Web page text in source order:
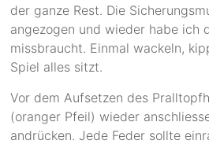
der ganze Rest. Die
angezogen und wieder habe ich
missbraucht. Einmal wackeln,
Spiel alles sitzt.
Vor dem Aufsetzen des
(oranger Pfeil) wieder
andrücken. Jede Feder sollte